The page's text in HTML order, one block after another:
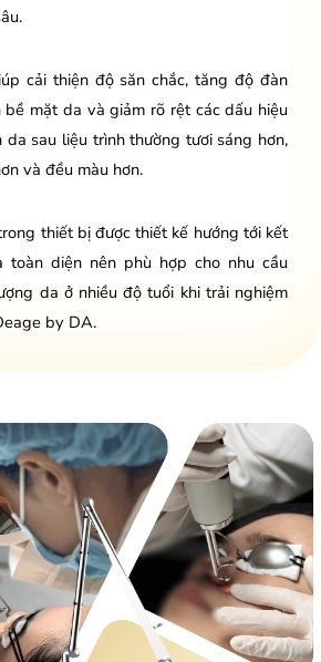
cải thiện độ săn chắc, tăng độ đàn
bề mặt da và giảm rõ rệt các dấu hiệu
da sau liệu trình thường tươi sáng hơn,
và đều màu hơn.
thiết bị được thiết kế hướng tới kết
toàn diện nên phù hợp cho nhu cầu
da ở nhiều độ tuổi khi trải nghiệm
by DA.